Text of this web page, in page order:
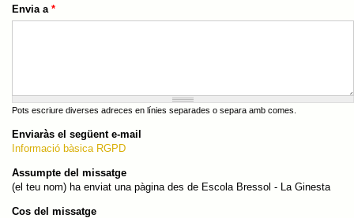
Envia a *
Pots escriure diverses adreces en línies separades o separa amb comes.
Enviaràs el següent e-mail
Informació bàsica RGPD
Assumpte del missatge
(el teu nom) ha enviat una pàgina des de Escola Bressol - La Ginesta
Cos del missatge